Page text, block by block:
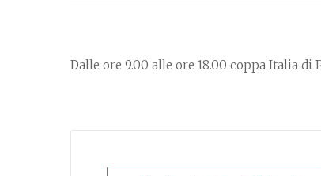
Dalle ore 9.00 alle ore 18.00 coppa Italia di